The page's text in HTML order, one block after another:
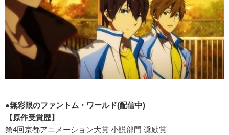
●無彩限のファントム・ワールド(配信中)
【原作受賞歴】
第4回京都アニメーション大賞 小説部門 奨励賞